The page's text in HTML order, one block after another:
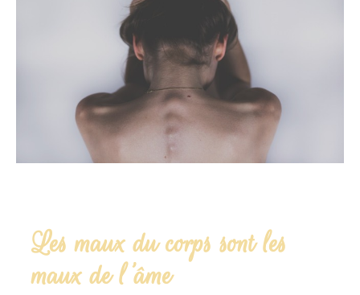
Les maux du corps sont les
maux de l'âme